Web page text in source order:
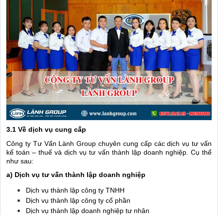
3.1 Về dịch vụ cung cấp
Công ty Tư Vấn Lành Group chuyên cung cấp các dịch vụ tư vấn
kế toán – thuế và dịch vụ tư vấn thành lập doanh nghiệp. Cụ thể
như sau:
a) Dịch vụ tư vấn thành lập doanh nghiệp
Dịch vụ thành lập công ty TNHH
Dịch vụ thành lập công ty cổ phần
Dịch vụ thành lập doanh nghiệp tư nhân